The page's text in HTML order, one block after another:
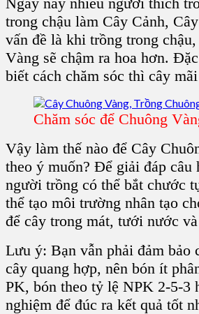
trong chậu làm Cây Cảnh,
vấn đề là khi trồng trong
Vàng sẽ chậm ra hoa hơn.
biết cách chăm sóc thì cây
Chăm sóc để Chuông
Vậy làm thế nào để Cây
theo ý muốn? Để giải đáp câu
người trồng có thể bắt chước
thể tạo môi trường nhân tạo
để cây trong mát, tưới nước
Lưu ý: Bạn vẫn phải đảm bảo
cây quang hợp, nên bón ít
PK, bón theo tỷ lệ NPK 2-5-3
nghiệm để đúc ra kết quả tốt